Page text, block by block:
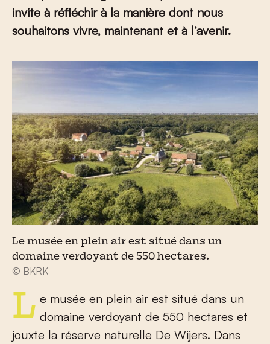
invite à réfléchir à la manière dont nous
souhaitons vivre, maintenant et à l’avenir.
Le musée en plein air est situé dans un
domaine verdoyant de 550 hectares.
© BKRK
Le musée en plein air est situé dans un domaine verdoyant de 550 hectares et
jouxte la réserve naturelle De Wijers. Dans